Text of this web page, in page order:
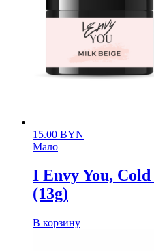
15.00 BYN
Мало
I Envy You,
(13g)
В корзину